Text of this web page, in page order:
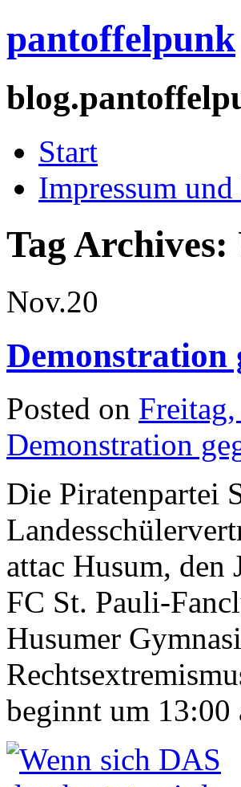
pantoffelpunk
Start
Impressum
Tag Archives:
Nov.20
Demonstration
Posted on
Demonstration
Die Piratenpartei
attac Husum,
FC St. Pauli-
Husumer
beginnt um 13:00